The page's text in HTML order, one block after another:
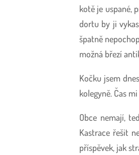
kotě je uspané,
dortu by ji
špatně
možná březí
Kočku jsem
kolegyně. Čas
Obce nemají,
Kastrace řešit
příspěvek, jak